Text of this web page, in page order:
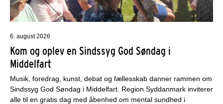
6. august 2026
Kom og oplev en Sindssyg God Søndag i
Middelfart
Musik, foredrag, kunst, debat og fællesskab danner rammen om
Sindssyg God Søndag i Middelfart. Region Syddanmark inviterer
alle til en gratis dag med åbenhed om mental sundhed i